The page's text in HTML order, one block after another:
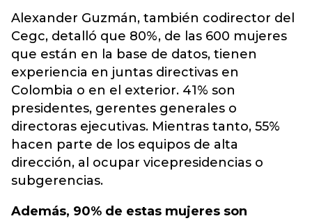
Alexander Guzmán, también codirector del
Cegc, detalló que 80%, de las 600 mujeres
que están en la base de datos, tienen
experiencia en juntas directivas en
Colombia o en el exterior. 41% son
presidentes, gerentes generales o
directoras ejecutivas. Mientras tanto, 55%
hacen parte de los equipos de alta
dirección, al ocupar vicepresidencias o
subgerencias.
Además, 90% de estas mujeres son